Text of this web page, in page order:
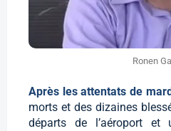
Ronen
Après les attentats de
morts et des dizaines
départs de l’aéroport et